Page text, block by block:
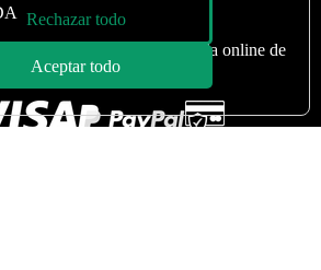
en nuestra tienda online de
Rechazar todo
Aceptar todo